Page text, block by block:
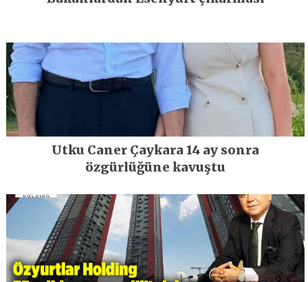
Utku Caner Çaykara 14 ay sonra
özgürlüğüne kavuştu